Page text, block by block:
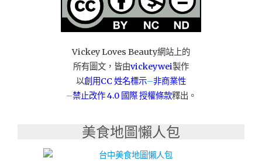
應
卡
貝
印
鑑
雕
刻
章
Vickey Loves Beauty網站上的
所有圖文，皆由vickeywei製作
以創用CC 姓名標示–非商業性
–禁止改作4.0 國際 授權條款釋出。
美食地圖懶人包